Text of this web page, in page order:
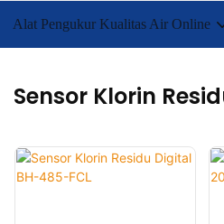
Alat Pengukur Kualitas Air Online
Sensor Klorin